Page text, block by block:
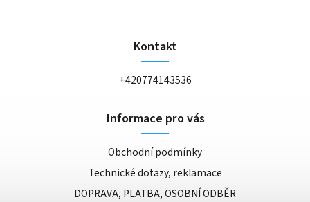
Kontakt
+420774143536
Informace pro vás
Obchodní podmínky
Technické dotazy, reklamace
DOPRAVA, PLATBA, OSOBNÍ ODBĚR